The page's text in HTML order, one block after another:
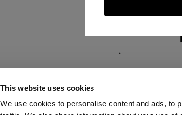
This website uses cookies
We use cookies to personalise content and ads, to